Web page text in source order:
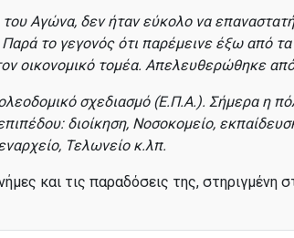
Αγώνα, δεν ήταν εύκολο να
το γεγονός ότι παρέμεινε έξω από
οικονομικό τομέα. Απελευθερώθηκε
σχεδιασμό (Ε.Π.Α.). Σήμερα η
διοίκηση, Νοσοκομείο,
Τελωνείο κ.λπ.
και τις παραδόσεις της, στηριγμένη